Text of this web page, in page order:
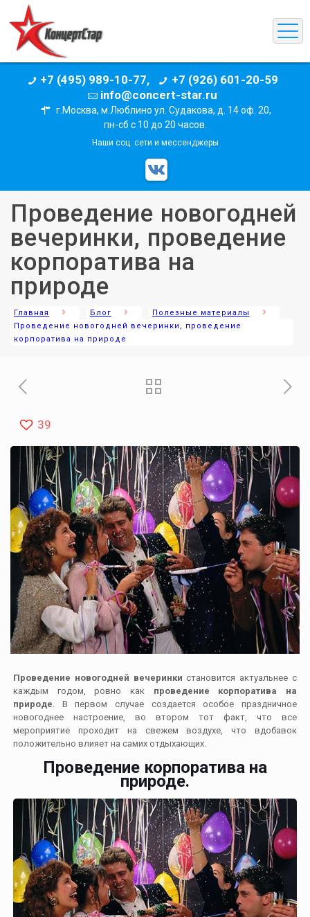
+7 (495) 989-10-77,
+7 (926) 601-20-59
info@concert-star.ru
г.Москва, м.Люблино ул. Судакова, д. 14 оф. 20,
пн-сб с 10 до 20 часов.
Наши соц. сети и мессенджеры
Проведение новогодней
вечеринки, проведение
корпоратива на
природе
Главная Блог
Полезные материалы
Проведение новогодней вечеринки, проведение
корпоратива на природе
39
Проведение новогодней вечеринки становится актуальнее с
каждым годом, ровно как проведение корпоратива на
природе . В первом случае создается особое праздничное
новогоднее настроение, во втором тот факт, что все
мероприятие проходит на свежем воздухе, что вдобавок
положительно влияет на самих отдыхающих.
Проведение корпоратива на
природе.